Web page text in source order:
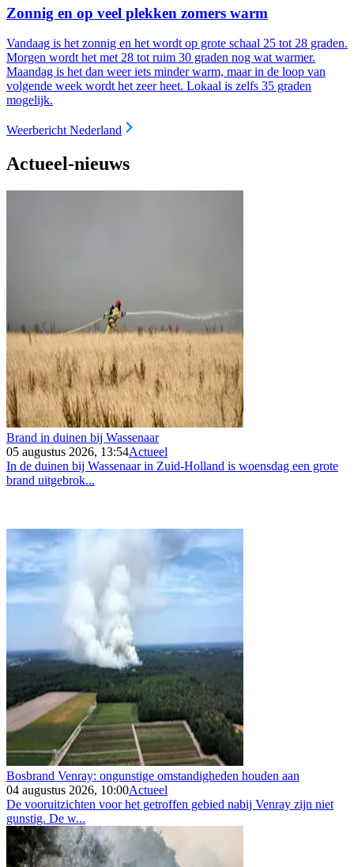
Zonnig en op veel plekken zomers warm
Vandaag is het zonnig en het wordt op grote schaal 25 tot 28 graden.
Morgen wordt het met 28 tot ruim 30 graden nog wat warmer.
Maandag is het dan weer iets minder warm, maar in de loop van
volgende week wordt het zeer heet. Lokaal is zelfs 35 graden
mogelijk.
Weerbericht Nederland
Actueel-nieuws
Brand in duinen bij Wassenaar
05 augustus 2026, 13:54Actueel
In de duinen bij Wassenaar in Zuid-Holland is woensdag een grote
brand uitgebrok...
Bosbrand Venray: ongunstige omstandigheden houden aan
04 augustus 2026, 10:00Actueel
De vooruitzichten voor het getroffen gebied nabij Venray zijn niet
gunstig. De w...